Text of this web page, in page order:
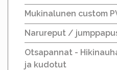
Mukinalunen custom
Narureput /
Otsapannat -
ja kudotut